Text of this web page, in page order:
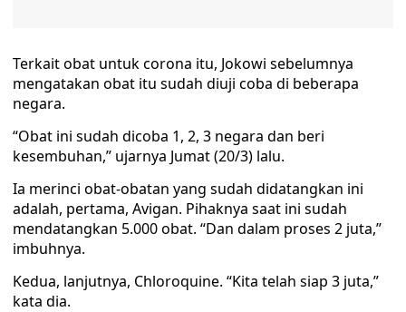
Terkait obat untuk corona itu, Jokowi sebelumnya
mengatakan obat itu sudah diuji coba di beberapa
negara.
“Obat ini sudah dicoba 1, 2, 3 negara dan beri
kesembuhan,” ujarnya Jumat (20/3) lalu.
Ia merinci obat-obatan yang sudah didatangkan ini
adalah, pertama, Avigan. Pihaknya saat ini sudah
mendatangkan 5.000 obat. “Dan dalam proses 2 juta,”
imbuhnya.
Kedua, lanjutnya, Chloroquine. “Kita telah siap 3 juta,”
kata dia.